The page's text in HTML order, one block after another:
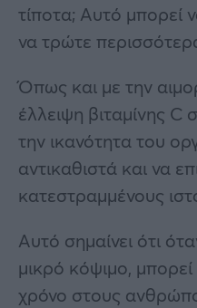
τίποτα; Αυτό μπορεί
να τρώτε
Όπως και με την
έλλειψη βιταμίνης C
την ικανότητα του
αντικαθιστά και να
κατεστραμμένους
Αυτό σημαίνει ότι
μικρό κόψιμο,
χρόνο στους